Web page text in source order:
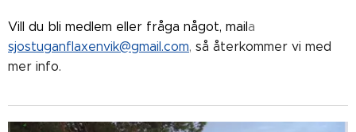
Vill du bli medlem eller fråga något, maila
sjostuganflaxenvik@gmail.com, så återkommer vi med
mer info.